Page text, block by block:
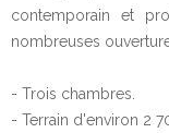
contemporain et
nombreuses
- Trois chambres.
- Terrain d'environ 2